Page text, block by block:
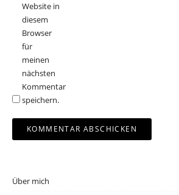
Website in
diesem
Browser
für
meinen
nächsten
Kommentar
speichern.
Über mich